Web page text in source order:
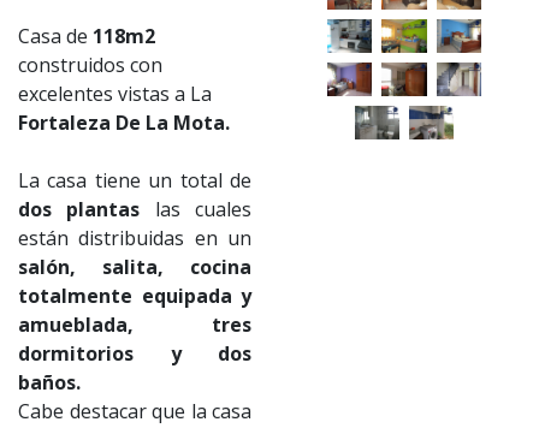
Casa de 118m2
construidos con
excelentes vistas a La
Fortaleza De La Mota.
La casa tiene un total de
dos plantas las cuales
están distribuidas en un
salón, salita, cocina
totalmente equipada y
amueblada, tres
dormitorios y dos
baños.
Cabe destacar que la casa